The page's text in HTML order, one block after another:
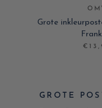
Grote
GROTE